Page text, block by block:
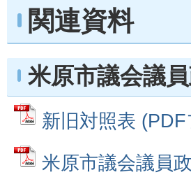
関連資料
米原市議会議
新旧対照表
米原市議会議員